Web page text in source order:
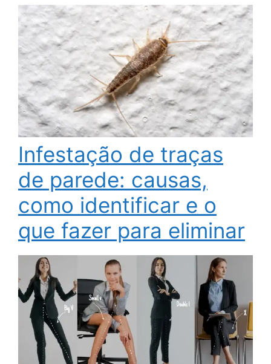
Infestação de traças
de parede: causas,
como identificar e o
que fazer para eliminar